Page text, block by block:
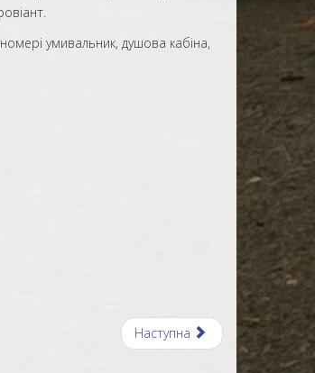
умивальник, душова кабіна,
Наступна